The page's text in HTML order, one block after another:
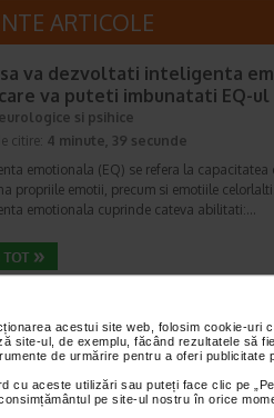
acestui site web, folosim cookie-uri
site-ul, de exemplu, făcând rezultatele să
de urmărire pentru a oferi publicitate
cu aceste utilizări sau puteți face clic pe
pe site-ul nostru în orice
ARTICOLE
sa va dezvoltati inteligenta
va puteti imbunatati EQ-ul
si psihice
citire: 4 minute, 39 secunde
emotionala (EQ) se refera la capacitatea
propriile emotii, precum si emotiile
emotionala cuprinde cateva abilitati:…
urinar
citire:4 minute, 32 secunde
este termenul medical pentru pierderea
timpul somnului. Este o afectiune frecventa